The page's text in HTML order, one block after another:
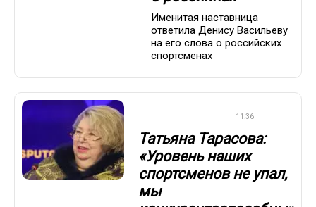
Именитая наставница
ответила Денису Васильеву
на его слова о российских
спортсменах
11:36
Татьяна Тарасова:
«Уровень наших
спортсменов не упал,
мы